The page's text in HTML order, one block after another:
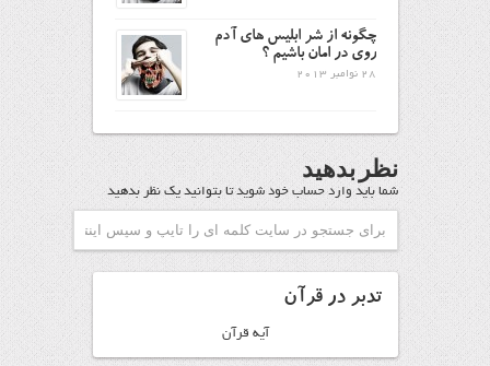
چگونه از شر ابلیس های آدم
روی در امان باشیم ؟
28 نوامبر 2013
نظر بدهید
شما بایدوارد حساب خود شویدتا بتوانید یک نظر بدهید
تدبر در قرآن
آیه قرآن